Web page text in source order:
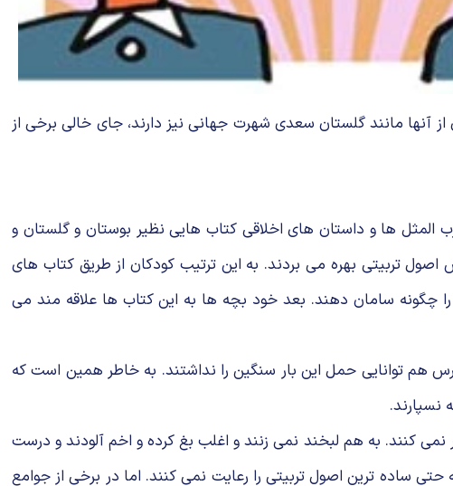
آنها مانند گلستان سعدی شهرت جهانى نیز دارند، جاى خالى برخى از
المثل ها و داستان هاى اخلاقى كتاب هایى نظیر بوستان و گلستان و
تربیتى بهره مى بردند. به این ترتیب كودكان از طریق كتاب هاى
چگونه سامان دهند. بعد خود بچه ها به این کتاب ها علاقه مند می
هم توانایى حمل این بار سنگین را نداشتند. به خاطر همین است كه
نسپارند.
كنند. به هم لبخند نمى زنند و اغلب بغ كرده و اخم آلودند و درست
ترین اصول تربیتى را رعایت نمى كنند. اما در برخى از جوامع